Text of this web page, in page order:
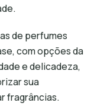
de perfumes
com opções da
e delicadeza,
sua
fragrâncias.